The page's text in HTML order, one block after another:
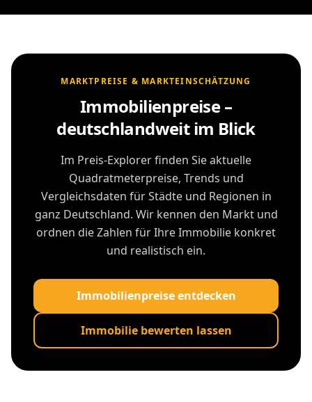
MARKTPREISE & MARKTEINSCHÄTZUNG
Immobilienpreise –
deutschlandweit im Blick
Im Preis-Explorer finden Sie aktuelle
Quadratmeterpreise, Trends und
Vergleichsdaten für Städte und Regionen in
ganz Deutschland. Wir kennen den Markt und
ordnen die Zahlen für Ihre Immobilie konkret
und realistisch ein.
Immobilienpreise entdecken
Immobilie bewerten lassen